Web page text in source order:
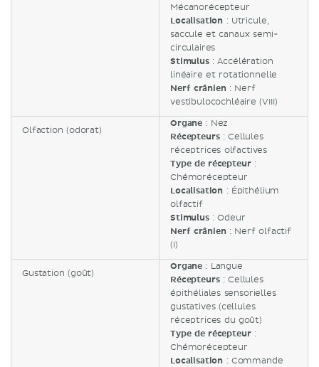
Mécanorécepteur
Localisation : Utricule,
saccule et canaux semi-
circulaires
Stimulus: Accélération
linéaire et rotationnelle
Nerf crânien: Nerf
vestibulocochléaire (VIII)
Olfaction (odorat)
Organe : Nez
Récepteurs: Cellules
réceptrices olfactives
Type de récepteur:
Chémorécepteur
Localisation : Épithélium
olfactif
Stimulus: Odeur
Nerf crânien: Nerf olfactif
(I)
Gustation (goût)
Organe : Langue
Récepteurs: Cellules
épithéliales sensorielles
gustatives (cellules
réceptrices du goût)
Type de récepteur:
Chémorécepteur
Localisation : Commande